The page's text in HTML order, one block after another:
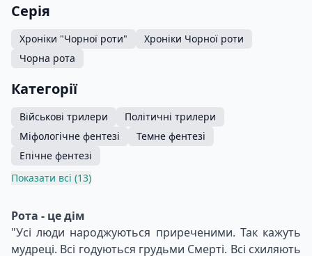
Серія
Хроніки "Чорної роти"
Хроніки Чорної роти
Чорна рота
Категорії
Військові трилери
Політичні трилери
Міфологічне фентезі
Темне фентезі
Епічне фентезі
Показати всі (13)
Рота - це дім
"Усі люди народжуються приреченими. Так кажуть
мудреці. Всі годуються грудьми Смерті. Всі схиляють